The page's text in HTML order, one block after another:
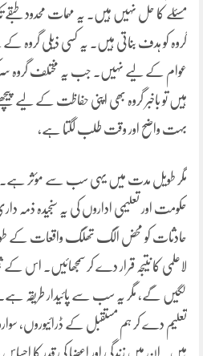
مسئلے کا حل نہیں ہیں۔ یہ مہمات محدود
گروہ کو ہدف بناتی ہیں۔ یہ کسی ذیلی گروہ کے
عوام کے لیے نہیں۔ جب یہ مختلف گروہ
ہیں تو باخبر گروہ بھی اپنی حفاظت کے لیے
بہت واضح اور وقت طلب لگتا ہے،
مگر طویل مدت میں یہی سب سے مؤثر ہے۔
حکومت اور تعلیمی اداروں کی یہ سنجیدہ ذمہ
حادثات کو محض الگ تھلگ واقعات کے طور
لاعلمی کا نتیجہ قرار دے کر سمجھائیں۔ اس
لگیں گے، مگر یہ سب سے پائیدار طریقہ
تعلیم دے کر ہم مستقبل کے ڈرائیوروں،
ہیں۔ ان میں زندگی اور اعضا کی قدر کا احساس